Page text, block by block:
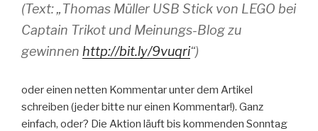
(Text: „Thomas Müller USB Stick von LEGO bei
Captain Trikot und Meinungs-Blog zu
gewinnen http://bit.ly/9vuqri“)
oder einen netten Kommentar unter dem Artikel
schreiben (jeder bitte nur einen Kommentar!). Ganz
einfach, oder? Die Aktion läuft bis kommenden Sonntag